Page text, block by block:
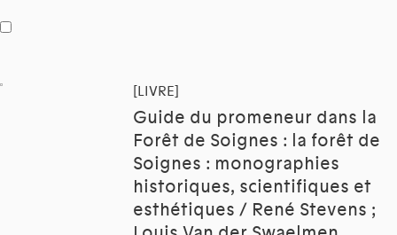
[LIVRE]
Guide du promeneur dans la
Forêt de Soignes : la forêt de
Soignes : monographies
historiques, scientifiques et
esthétiques / René Stevens ;